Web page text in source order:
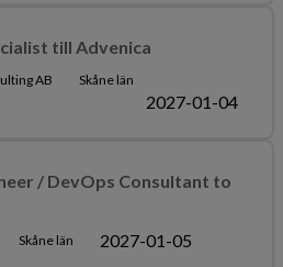
till Advenica
AB Skåne län
2027-01-04
/ DevOps Consultant to
Skåne län 2027-01-05